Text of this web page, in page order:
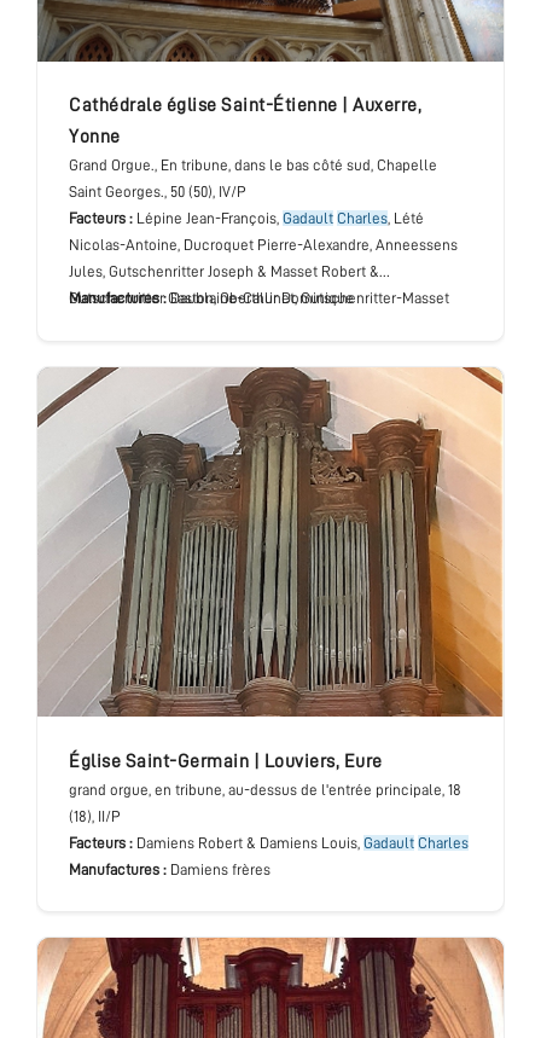
cathédrale église Saint-Étienne Auxerre,
Yonne
Grand Orgue., En tribune, dans le bas côté sud, Chapelle
Saint Georges., 50 (50), IV/P
Facteurs :
Lépine Jean-François, Gadault Charles, Lété
Nicolas-Antoine, Ducroquet Pierre-Alexandre, Anneessens
Jules, Gutschenritter Joseph & Masset Robert &
Gutschenritter Gaston, Oberthur Dominique
Manufactures : Daublaine-Callinet, Gutschenritter-Masset
église Saint-Germain Louviers, Eure
grand orgue , en tribune, au-dessus de l'entrée principale , 18
(18), II/P
Facteurs : Damiens Robert & Damiens Louis, Gadault Charles
Manufactures : Damiens frères